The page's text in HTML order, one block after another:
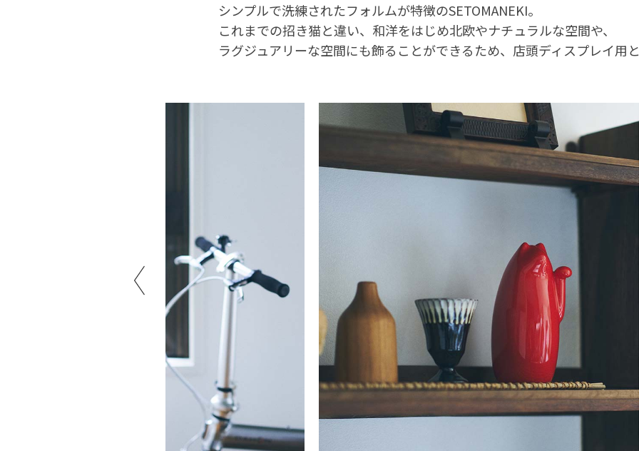
シンプルで洗練されたフォルムが特徴のSETOMANEKI。
これまでの招き猫と違い、和洋をはじめ北欧やナチュラルな空間や、
ラグジュアリーな空間にも飾ることができるため、店頭ディスプレイ用